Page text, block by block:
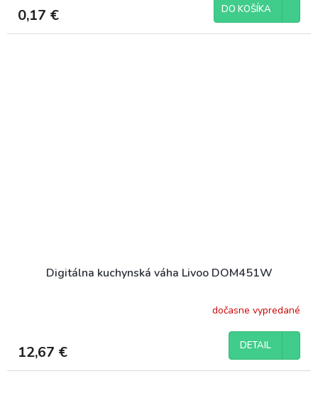
0,17 € DO KOŠÍKA
Digitálna kuchynská váha Livoo DOM451W
dočasne vypredané
12,67 € DETAIL